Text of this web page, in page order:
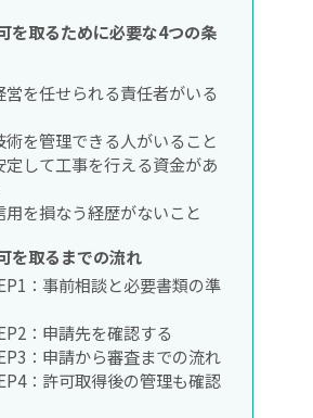
を取るために必要な4つの条
営を任せられる責任者がいる
術を管理できる人がいること
定して工事を行える資金があ
用を損なう経歴がないこと
を取るまでの流れ
：事前相談と必要書類の準
：申請先を確認する
：申請から審査までの流れ
：許可取得後の管理も確認